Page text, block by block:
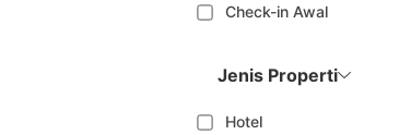
Check-in Awal
Jenis Properti
Hotel